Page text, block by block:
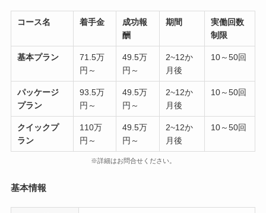
コース名 着手金
成功報
酬
期間
実働回数
制限
基本プラン
71.5万
円～
49.5万
円～
2~12か
月後
10～50回
パッケージ
プラン
93.5万
円～
49.5万
円～
2~12か
月後
10～50回
クイックプ
ラン
110万
円～
49.5万
円～
2~12か
月後
10～50回
※詳細はお問合せください。
基本情報